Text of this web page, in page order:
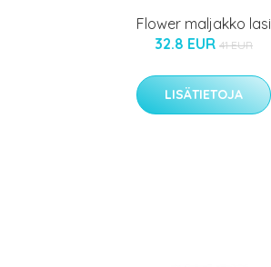
Flower maljakko lasi
32.8 EUR 41 EUR
LISÄTIETOJA